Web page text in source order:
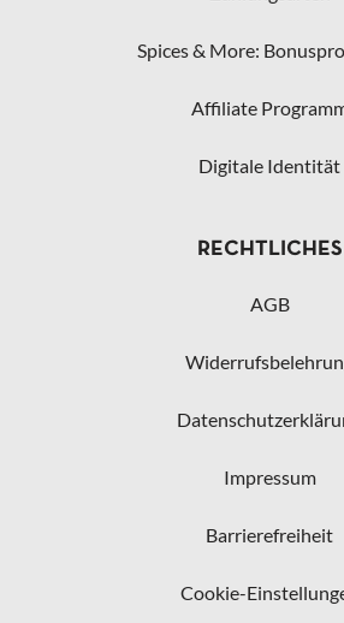
Spices & More:
Affiliate
Digitale Identität
RECHTLICHES
AGB
Impressum
Barrierefreiheit
Cookie-